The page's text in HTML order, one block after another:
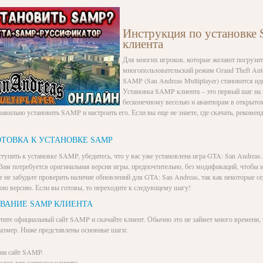
Инструкция по установке
клиента
Для многих игроков, которые желают
многопользовательский режим Grand Theft
SAMP (San Andreas Multiplayer) становится
Установка SAMP клиента – это первый шаг на
бесконечному веселью и авантюрам в
установить SAMP и настроить его. Если вы еще не знаете, где скачать,
К УСТАНОВКЕ SAMP
к установке SAMP, убедитесь, что у вас уже установлена игра GTA: San
потребуется оригинальная версия игры, предпочтительно, без модификаций, чтобы
забудьте проверить наличие обновлений для GTA: San Andreas, так как некоторые
версию. Если вы готовы, то переходите к следующему шагу!
SAMP КЛИЕНТА
официальный сайт SAMP и скачайте клиент. Обычно это не займет много времени,
Ниже представлены основные шаги:
сайт SAMP.